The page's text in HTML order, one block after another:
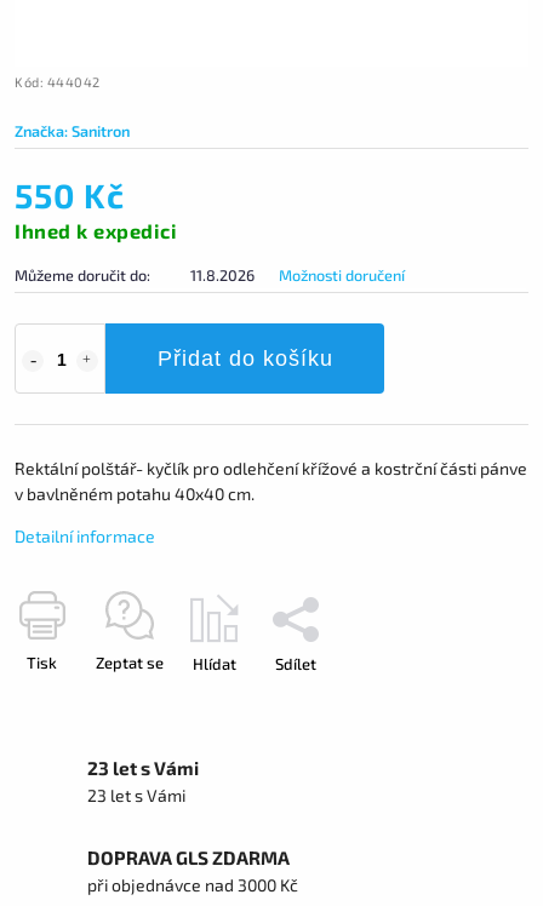
Kód: 444042
Značka:Sanitron
550 Kč
Ihned k expedici
Můžeme doručit do: 11.8.2026 Možnosti doručení
Přidat do košíku
Rektální polštář- kyčlík pro odlehčení křížové a kostrční části pánve
v bavlněném potahu 40x40 cm.
Detailní informace
Tisk Zeptat se Hlídat Sdílet
23 let s Vámi
23 let s Vámi
DOPRAVA GLS ZDARMA
při objednávce nad 3000 Kč